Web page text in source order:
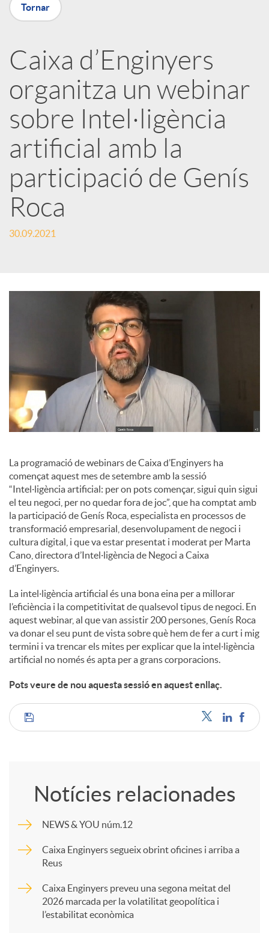
X
a
r
x
e
s
o
i
a
l
s
Tornar
Caixa d’Enginyers
organitza un webinar
sobre Intel·ligència
artificial amb la
participació de Genís
Roca
30.09.2021
La programació de webinars de Caixa d’Enginyers ha
començat aquest mes de setembre amb la sessió
“Intel·ligència artificial: per on pots començar, sigui quin sigui
el teu negoci, per no quedar fora de joc”, que ha comptat amb
la participació de Genís Roca, especialista en processos de
transformació empresarial, desenvolupament de negoci i
cultura digital, i que va estar presentat i moderat per Marta
Cano, directora d’Intel·ligència de Negoci a Caixa
d’Enginyers.
La intel·ligència artificial és una bona eina per a millorar
l’eficiència i la competitivitat de qualsevol tipus de negoci. En
aquest webinar, al que van assistir 200 persones, Genís Roca
va donar el seu punt de vista sobre què hem de fer a curt i mig
termini i va trencar els mites per explicar que la intel·ligència
artificial no només és apta per a grans corporacions.
Pots veure de nou aquesta sessió en aquest enllaç.
C
p
a
Notícies relacionades
NEWS & YOU núm.12
Caixa Enginyers segueix obrint oficines i arriba a
Reus
Caixa Enginyers preveu una segona meitat del
2026 marcada per la volatilitat geopolítica i
l’estabilitat econòmica